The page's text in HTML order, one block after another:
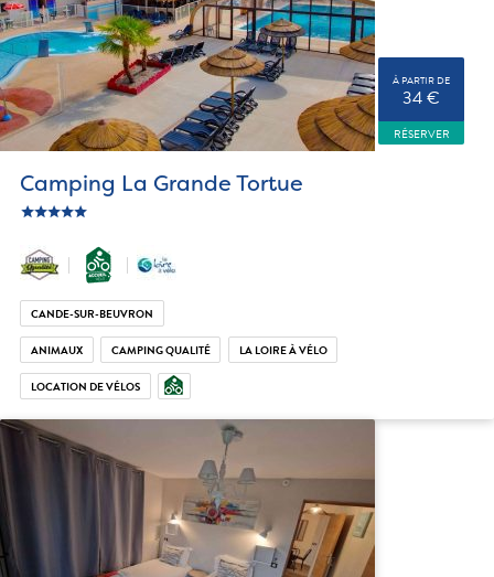
À PARTIR DE
34 €
RÉSERVER
Camping La Grande Tortue
ic_star
ic_star
ic_star
CANDE-SUR-BEUVRON
ANIMAUX CAMPING QUALITÉ LA LOIRE À VÉLO
LOCATION DE VÉLOS